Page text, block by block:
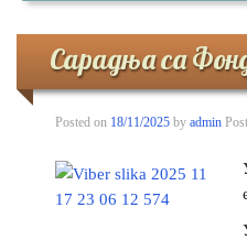
Сарадња са
Posted on 18/11/2025 by admin